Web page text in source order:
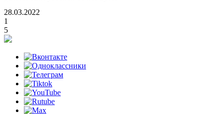
28.03.2022
1
5